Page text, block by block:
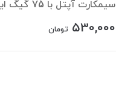
سیمکارت آپتل با 75 گیگ اینترنت 6 ماهه
530,000 تومان